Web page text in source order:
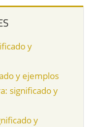
y
y ejemplos
significado y
y